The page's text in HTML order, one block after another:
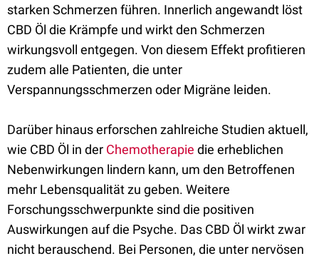
starken Schmerzen führen. Innerlich angewandt löst
CBD Öl die Krämpfe und wirkt den Schmerzen
wirkungsvoll entgegen. Von diesem Effekt profitieren
zudem alle Patienten, die unter
Verspannungsschmerzen oder Migräne leiden.
Darüber hinaus erforschen zahlreiche Studien aktuell,
wie CBD Öl in der Chemotherapie die erheblichen
Nebenwirkungen lindern kann, um den Betroffenen
mehr Lebensqualität zu geben. Weitere
Forschungsschwerpunkte sind die positiven
Auswirkungen auf die Psyche. Das CBD Öl wirkt zwar
nicht berauschend. Bei Personen, die unter nervösen